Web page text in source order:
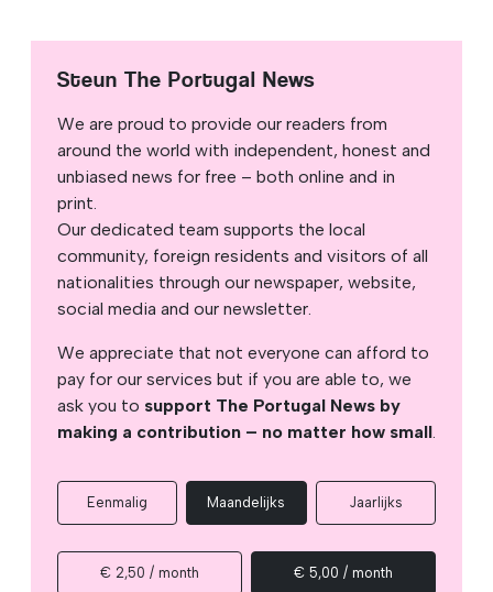
Steun The Portugal News
We are proud to provide our readers from
around the world with independent, honest and
unbiased news for free – both online and in
print.
Our dedicated team supports the local
community, foreign residents and visitors of all
nationalities through our newspaper, website,
social media and our newsletter.
We appreciate that not everyone can afford to
pay for our services but if you are able to, we
ask you to support The Portugal News by
making a contribution – no matter how small.
Eenmalig Maandelijks Jaarlijks
€ 2,50 / month € 5,00 / month